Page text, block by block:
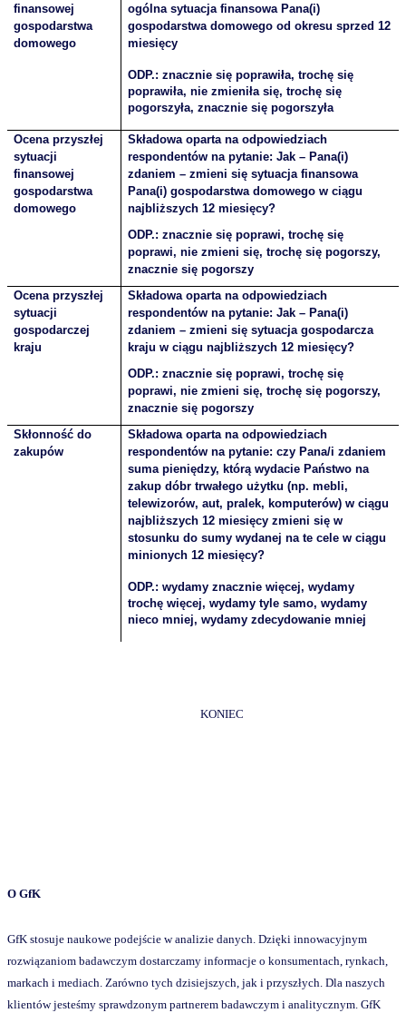
finansowej
gospodarstwa
domowego
ogólna sytuacja finansowa Pana(i)
gospodarstwa domowego od okresu sprzed 12
miesięcy
ODP.: znacznie się poprawiła, trochę się
poprawiła, nie zmieniła się, trochę się
pogorszyła, znacznie się pogorszyła
Ocena przyszłej
sytuacji
finansowej
gospodarstwa
domowego
Składowa oparta na odpowiedziach
respondentów na pytanie: Jak – Pana(i)
zdaniem – zmieni się sytuacja finansowa
Pana(i) gospodarstwa domowego w ciągu
najbliższych 12 miesięcy?
ODP.: znacznie się poprawi, trochę się
poprawi, nie zmieni się, trochę się pogorszy,
znacznie się pogorszy
Ocena przyszłej
sytuacji
gospodarczej
kraju
Składowa oparta na odpowiedziach
respondentów na pytanie: Jak – Pana(i)
zdaniem – zmieni się sytuacja gospodarcza
kraju w ciągu najbliższych 12 miesięcy?
ODP.: znacznie się poprawi, trochę się
poprawi, nie zmieni się, trochę się pogorszy,
znacznie się pogorszy
Skłonność do
zakupów
Składowa oparta na odpowiedziach
respondentów na pytanie: czy Pana/i zdaniem
suma pieniędzy, którą wydacie Państwo na
zakup dóbr trwałego użytku (np. mebli,
telewizorów, aut, pralek, komputerów) w ciągu
najbliższych 12 miesięcy zmieni się w
stosunku do sumy wydanej na te cele w ciągu
minionych 12 miesięcy?
ODP.: wydamy znacznie więcej, wydamy
trochę więcej, wydamy tyle samo, wydamy
nieco mniej, wydamy zdecydowanie mniej
KONIEC
O GfK
GfK stosuje naukowe podejście w analizie danych. Dzięki innowacyjnym
rozwiązaniom badawczym dostarczamy informacje o konsumentach, rynkach,
markach i mediach. Zarówno tych dzisiejszych, jak i przyszłych. Dla naszych
klientów jesteśmy sprawdzonym partnerem badawczym i analitycznym. GfK